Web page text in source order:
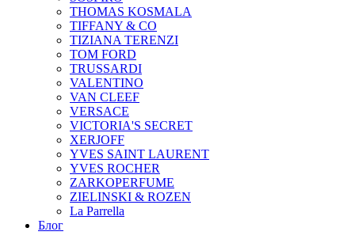
THOMAS KOSMALA
TIFFANY & CO
TIZIANA TERENZI
TOM FORD
TRUSSARDI
VALENTINO
VAN CLEEF
VERSACE
VICTORIA'S SECRET
XERJOFF
YVES SAINT LAURENT
YVES ROCHER
ZARKOPERFUME
ZIELINSKI & ROZEN
La Parrella
Блог